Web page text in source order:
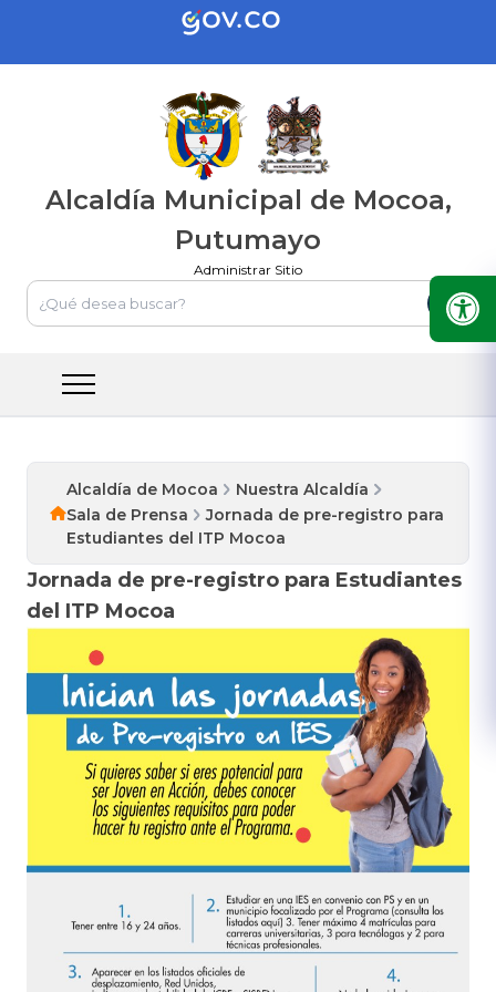
Alcaldía Municipal de Mocoa,
Putumayo
Administrar Sitio
Alcaldía de Mocoa
Nuestra Alcaldía
Sala de Prensa
Jornada de pre-registro para
Estudiantes del ITP Mocoa
Jornada de pre-registro para Estudiantes
del ITP Mocoa